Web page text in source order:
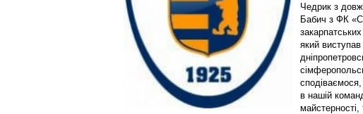
Чедрик з
Бабич з ФК
який
в нашій